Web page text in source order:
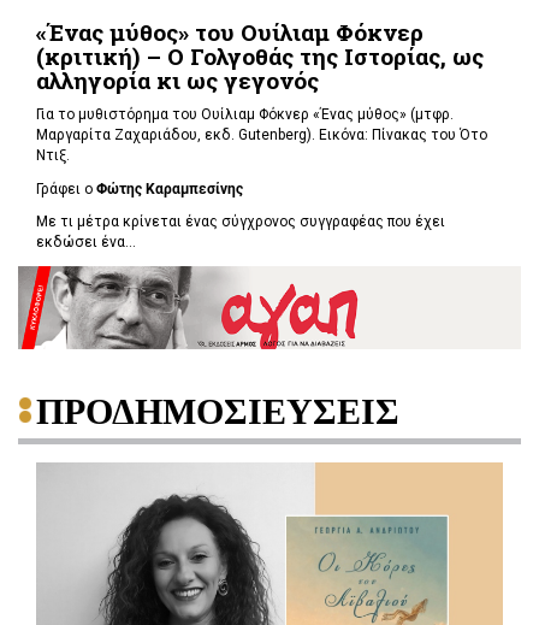
«Ένας μύθος» του Ουίλιαμ Φόκνερ
(κριτική) – Ο Γολγοθάς της Ιστορίας, ως
αλληγορία κι ως γεγονός
Για το μυθιστόρημα του Ουίλιαμ Φόκνερ «Ένας μύθος» (μτφρ.
Μαργαρίτα Ζαχαριάδου, εκδ. Gutenberg). Εικόνα: Πίνακας του Ότο
Ντιξ.
Γράφει ο Φώτης Καραμπεσίνης
Με τι μέτρα κρίνεται ένας σύγχρονος συγγραφέας που έχει
εκδώσει ένα...
ΠΡΟΔΗΜΟΣΙΕΥΣΕΙΣ